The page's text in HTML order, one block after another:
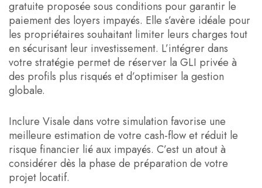
gratuite proposée sous conditions pour garantir le
paiement des loyers impayés. Elle s’avère idéale pour
les propriétaires souhaitant limiter leurs charges tout
en sécurisant leur investissement. L’intégrer dans
votre stratégie permet de réserver la GLI privée à
des profils plus risqués et d’optimiser la gestion
globale.
Inclure Visale dans votre simulation favorise une
meilleure estimation de votre cash-flow et réduit le
risque financier lié aux impayés. C’est un atout à
considérer dès la phase de préparation de votre
projet locatif.